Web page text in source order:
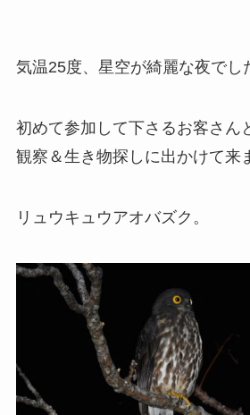
気温25度、星空が綺麗な夜でし
初めて参加して下さるお客さん
観察＆生き物探しに出かけて来
リュウキュウアオバズク。